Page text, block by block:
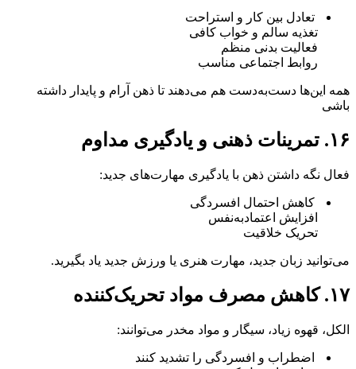
تعادل بین کار و استراحت
تغذیه سالم و خواب کافی
فعالیت بدنی منظم
روابط اجتماعی مناسب
همه این‌ها دست‌به‌دست هم می‌دهند تا ذهن آرام و پایدار داشته
باشی
۱۶. تمرینات ذهنی و یادگیری مداوم
فعال نگه داشتن ذهن با یادگیری مهارت‌های جدید:
کاهش احتمال افسردگی
افزایش اعتمادبه‌نفس
تحریک خلاقیت
می‌توانید زبان جدید، مهارت هنری یا ورزش جدید یاد بگیرید.
۱۷. کاهش مصرف مواد تحریک‌کننده
الکل، قهوه زیاد، سیگار و مواد مخدر می‌توانند:
اضطراب و افسردگی را تشدید کنند